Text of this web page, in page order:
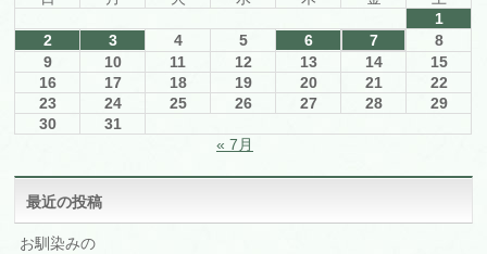
1
2
3 4 5 6 7
8
9
10 11 12 13 14
15
16
17 18 19 20 21
22
23
24 25 26 27 28
29
30
31
« 7月
最近の投稿
お馴染みの